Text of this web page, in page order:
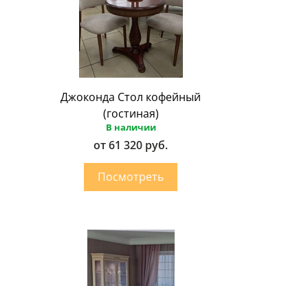
Джоконда Стол кофейный
(гостиная)
В наличии
от 61 320 руб.